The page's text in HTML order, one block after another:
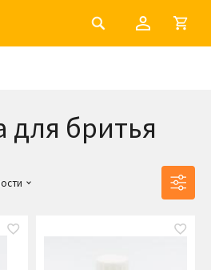
для бритья